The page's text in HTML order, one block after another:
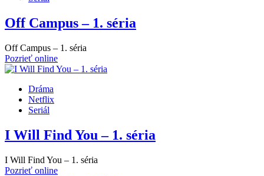
Off Campus – 1. séria
Off Campus – 1. séria
Pozrieť online
Dráma
Netflix
Seriál
I Will Find You – 1. séria
I Will Find You – 1. séria
Pozrieť online